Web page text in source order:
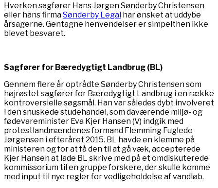
Hverken sagfører Hans Jørgen Sønderby Christensen
eller hans firmaSønderby Legal har ønsket at uddybe
årsagerne. Gentagne henvendelser er simpelthen ikke
blevet besvaret.
Sagfører for Bæredygtigt Landbrug (BL)
Gennem flere år optrådte Sønderby Christensen som
højrøstet sagfører for Bæredygtigt Landbrug i en række
kontroversielle søgsmål. Han var således dybt involveret
i den snuskede studehandel, som daværende miljø- og
fødevareminister Eva Kjer Hansen (V) indgik med
protestlandmændenes formand Flemming Fuglede
Jørgensen i efteråret 2015. BL havde en klemme på
ministeren og for at få den til at gå væk, accepterede
Kjer Hansen at lade BL skrive med på et omdiskuterede
kommissorium til en gruppe forskere, der skulle komme
med input til nye regler for vedligeholdelse af vandløb.